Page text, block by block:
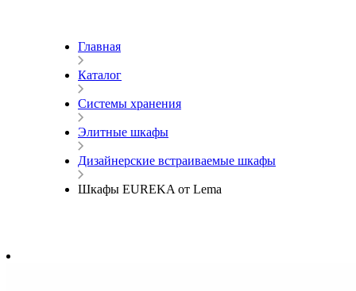
Главная
Каталог
Системы хранения
Элитные шкафы
Дизайнерские встраиваемые шкафы
Шкафы EUREKA от Lema